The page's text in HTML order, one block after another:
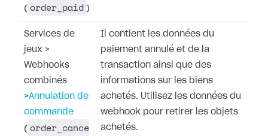
( order_paid )
Services de
jeux >
Webhooks
combinés
>Annulation de
commande
( order_cance
Il contient les données du
paiement annulé et de la
transaction ainsi que des
informations sur les biens
achetés. Utilisez les données du
webhook pour retirer les objets
achetés.